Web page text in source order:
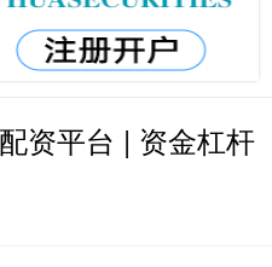
资平台 | 资金杠杆